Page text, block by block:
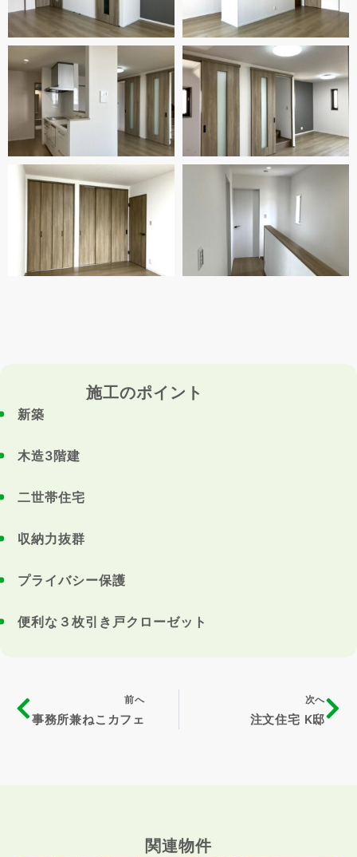
施工のポイント
新築
木造3階建
二世帯住宅
収納力抜群
プライバシー保護
便利な３枚引き戸クローゼット
次へ
注文住宅 K邸
前へ
事務所兼ねこカフェ
関連物件